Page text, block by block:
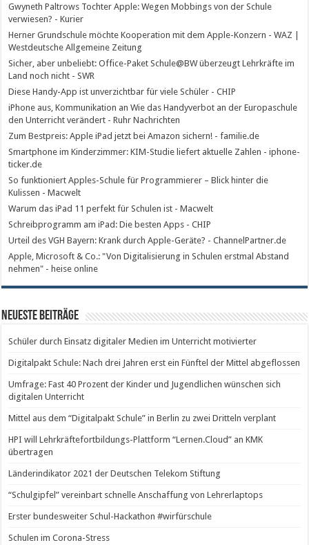
Gwyneth Paltrows Tochter Apple: Wegen Mobbings von der Schule
verwiesen? - Kurier
Herner Grundschule möchte Kooperation mit dem Apple-Konzern - WAZ |
Westdeutsche Allgemeine Zeitung
Sicher, aber unbeliebt: Office-Paket Schule@BW überzeugt Lehrkräfte im
Land noch nicht - SWR
Diese Handy-App ist unverzichtbar für viele Schüler - CHIP
iPhone aus, Kommunikation an Wie das Handyverbot an der Europaschule
den Unterricht verändert - Ruhr Nachrichten
Zum Bestpreis: Apple iPad jetzt bei Amazon sichern! - familie.de
Smartphone im Kinderzimmer: KIM-Studie liefert aktuelle Zahlen - iphone-
ticker.de
So funktioniert Apples-Schule für Programmierer – Blick hinter die
Kulissen - Macwelt
Warum das iPad 11 perfekt für Schulen ist - Macwelt
Schreibprogramm am iPad: Die besten Apps - CHIP
Urteil des VGH Bayern: Krank durch Apple-Geräte? - ChannelPartner.de
Apple, Microsoft & Co.: "Von Digitalisierung in Schulen erstmal Abstand
nehmen" - heise online
Neueste Beiträge
Schüler durch Einsatz digitaler Medien im Unterricht motivierter
Digitalpakt Schule: Nach drei Jahren erst ein Fünftel der Mittel abgeflossen
Umfrage: Fast 40 Prozent der Kinder und Jugendlichen wünschen sich
digitalen Unterricht
Mittel aus dem “Digitalpakt Schule” in Berlin zu zwei Dritteln verplant
HPI will Lehrkräftefortbildungs-Plattform “Lernen.Cloud” an KMK
übertragen
Länderindikator 2021 der Deutschen Telekom Stiftung
“Schulgipfel” vereinbart schnelle Anschaffung von Lehrerlaptops
Erster bundesweiter Schul-Hackathon #wirfürschule
Schulen im Corona-Stress